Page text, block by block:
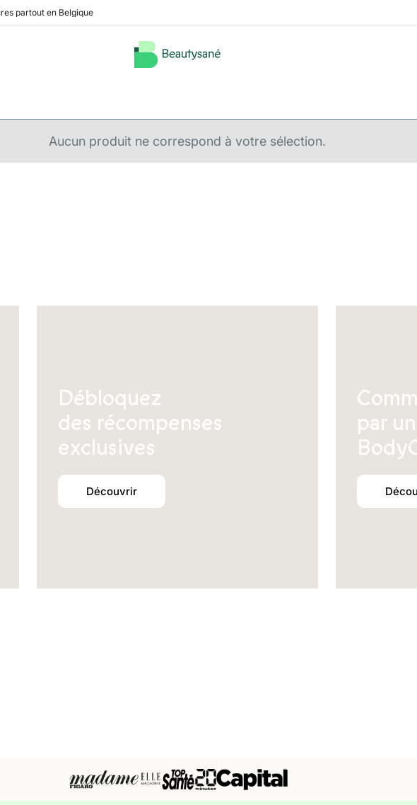
partout en Belgique
Aucun produit ne correspond à votre sélection.
Débloquez
des récompenses
exclusives
Découvrir
par un